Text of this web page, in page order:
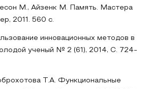
М., Айзенк М. Память. Мастера
2011. 560 с.
инновационных методов в
ученый № 2 (61), 2014, С. 724-
Т.А. Функциональные